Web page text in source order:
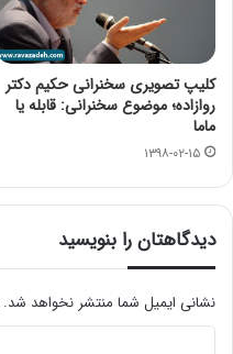
کلیپ تصویری سخنرانی حکیم دکتر
روازاده؛ موضوع سخنرانی: قابله یا
ماما
۱۳۹۸-۰۲-۱۵
دیدگاهتان را بنویسید
نشانی ایمیل شما منتشر نخواهد شد.